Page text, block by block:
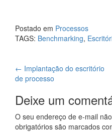
Postado em Processos
TAGS: Benchmarking,
Navegação
de
posts
← Implantação do escritório
de processo
Deixe um
O seu endereço de e-mail
obrigatórios são marcados